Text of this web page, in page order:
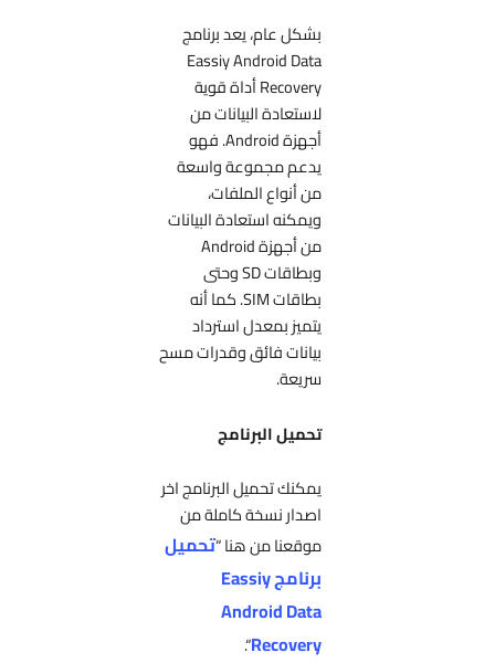
بشكل عام، يعد برنامج
Eassiy Android Data
Recovery أداة قوية
لاستعادة البيانات من
أجهزة Android. فهو
يدعم مجموعة واسعة
من أنواع الملفات،
ويمكنه استعادة البيانات
من أجهزة Android
وبطاقات SD وحتى
بطاقات SIM. كما أنه
يتميز بمعدل استرداد
بيانات فائق وقدرات مسح
سريعة.
تحميل البرنامج
يمكنك تحميل البرنامج اخر
اصدار نسخة كاملة من
موقعنا من هنا “تحميل
برنامج Eassiy
Android Data
Recovery
“.